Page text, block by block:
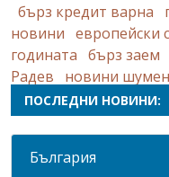
бърз кредит варна
новини европейски
годината бърз заем
Радев
новини шумен
ПОСЛЕДНИ НОВИНИ:
България